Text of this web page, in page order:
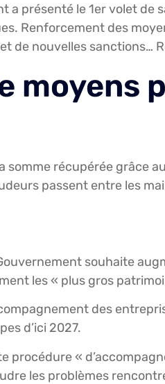
a présenté le 1er volet
Renforcement des
de nouvelles sanctions…
moyens
somme récupérée grâce
passent entre les
souhaite
les « plus gros
des
d’ici 2027.
procédure «
les problèmes